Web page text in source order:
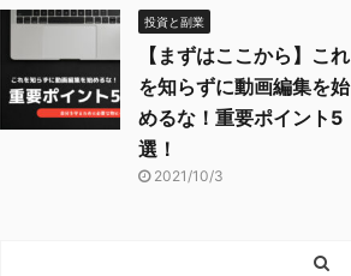
投資と副業
【まずはここから】これ
を知らずに動画編集を始
めるな！重要ポイント5
選！
2021/10/3